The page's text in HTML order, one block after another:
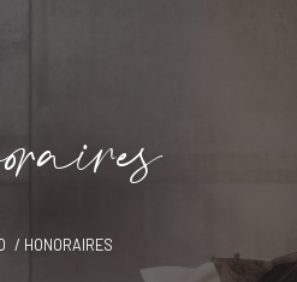
oaie
HONORAIRES